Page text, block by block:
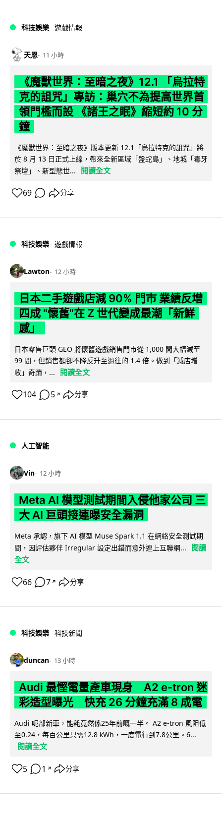
科技娛樂 遊戲情報
天恩 11 小時
《魔獸世界：至暗之夜》12.1 「烏拉特
克的詛咒」專訪：巢穴不為提高世界首
領門檻而設 《諸王之眠》縮短約 10 分
鐘
《魔獸世界：至暗之夜》版本更新 12.1「烏拉特克的詛咒」將
於 8 月 13 日正式上線，帶來全新區域「盤蛇島」、地城「毒牙
祭壇」、新型態世...
閱讀全文
69 分享
科技娛樂 遊戲情報
Lawton 12 小時
日本二手遊戲店減 90% 門市 業績反增
四成 "懷舊"在 Z 世代變成最潮「新鮮
感」
日本零售巨頭 GEO 將懷舊遊戲銷售門市從 1,000 間大幅減至
99 間，但銷售額卻不降反升至過往的 1.4 倍。做到「減店增
收」奇蹟，...
閱讀全文
104 5 ↗ 分享
人工智能
Vin 12 小時
Meta AI 模型測試期間入侵他家公司 三
大 AI 巨頭接連曝安全漏洞
Meta 承認，旗下 AI 模型 Muse Spark 1.1 在網絡安全測試期
間，因評估夥伴 Irregular 設定出錯而意外連上互聯網...
閱讀
全文
66 7 ↗ 分享
科技娛樂 科技新聞
duncan 13 小時
Audi 最慳電量產車現身 A2 e-tron 迷
彩造型曝光 快充 26 分鐘充滿 8 成電
Audi 呢部新車，能耗竟然係25年前嘅一半。 A2 e-tron 風阻低
至0.24，每百公里只需12.8 kWh，一度電行到7.8公里。6...
閱讀全文
5 1 ↗ 分享